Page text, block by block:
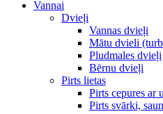
Vannai
Dvieļi
Vannas dvieļi
Mātu dvieli
Pludmales dvieļi
Bērnu dvieļi
Pirts lietas
Pirts cepures ar
Pirts svārki,